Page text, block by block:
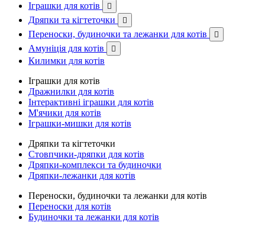
Іграшки для котів

Дряпки та кігтеточки 
Переноски, будиночки та лежанки для котів 
Амуніція для котів 
Килимки для котів
Іграшки для котів
Дражнилки для котів
Інтерактивні іграшки для котів
М'ячики для котів
Іграшки-мишки для котів
Дряпки та кігтеточки
Стовпчики-дряпки для котів
Дряпки-комплекси та будиночки
Дряпки-лежанки для котів
Переноски, будиночки та лежанки для котів
Переноски для котів
Будиночки та лежанки для котів